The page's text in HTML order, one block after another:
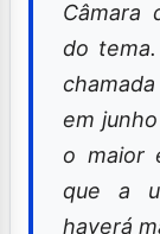
“O
Câmara
do
em
o maior